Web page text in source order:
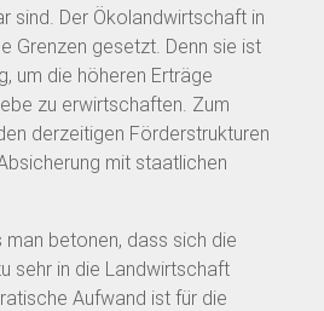
sind. Der Ökolandwirtschaft in
Grenzen gesetzt. Denn sie ist
um die höheren Erträge
zu erwirtschaften. Zum
derzeitigen Förderstrukturen
mit staatlichen
man betonen, dass sich die
sehr in die Landwirtschaft
Aufwand ist für die